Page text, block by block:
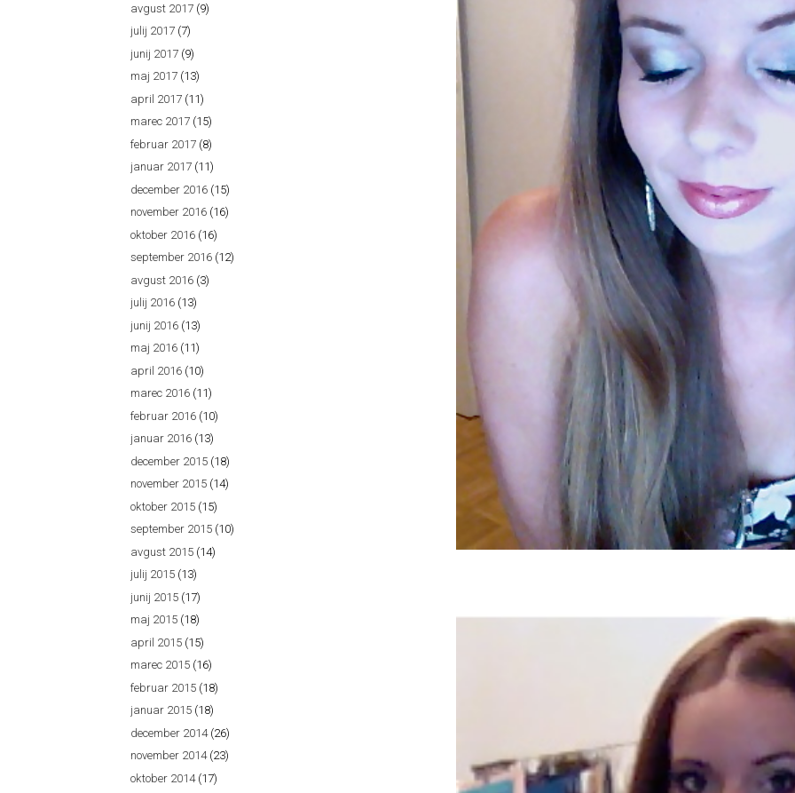
avgust 2017 (9)
julij 2017 (7)
junij 2017 (9)
maj 2017 (13)
april 2017 (11)
marec 2017 (15)
februar 2017 (8)
januar 2017 (11)
december 2016 (15)
november 2016 (16)
oktober 2016 (16)
september 2016 (12)
avgust 2016 (3)
julij 2016 (13)
junij 2016 (13)
maj 2016 (11)
april 2016 (10)
marec 2016 (11)
februar 2016 (10)
januar 2016 (13)
december 2015 (18)
november 2015 (14)
oktober 2015 (15)
september 2015 (10)
avgust 2015 (14)
julij 2015 (13)
junij 2015 (17)
maj 2015 (18)
april 2015 (15)
marec 2015 (16)
februar 2015 (18)
januar 2015 (18)
december 2014(26)
november 2014(23)
oktober 2014(17)